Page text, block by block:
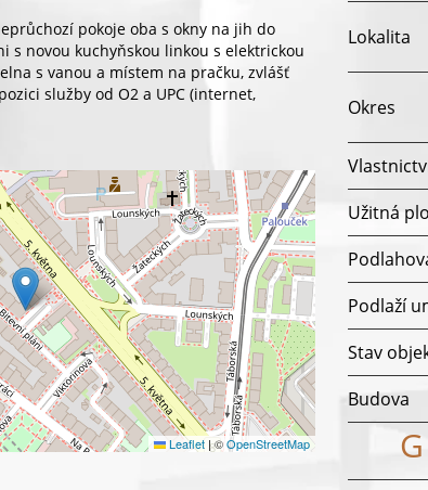
pokoje oba s okny na jih do
s novou kuchyňskou linkou s elektrickou
s vanou a místem na pračku, zvlášť
služby od O2 a UPC (internet,
Leaflet |©OpenStreetMap
Lokalita
Okres
Užitná
Podlaží
Stav
Budova